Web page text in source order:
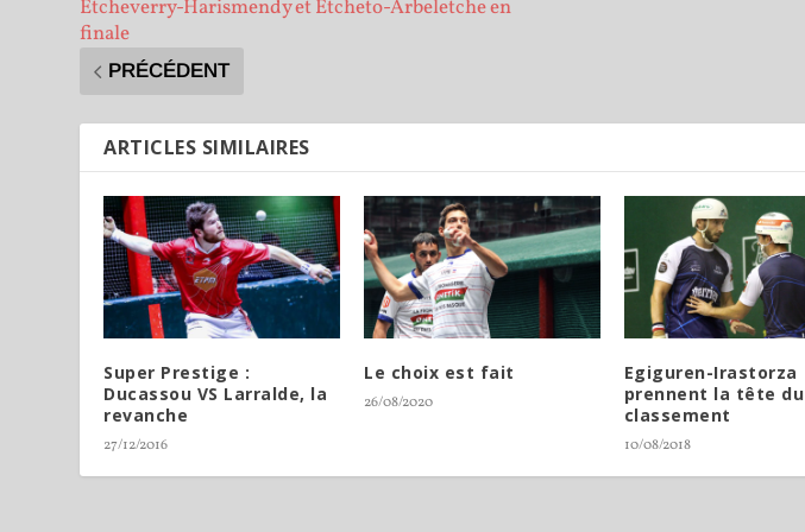
Etcheverry-Harismendy et Etcheto-Arbeletche en
finale
PRÉCÉDENT
ARTICLES SIMILAIRES
Super Prestige :
Ducassou VS Larralde, la
revanche
27/12/2016
Le choix est fait
26/08/2020
Egiguren-Irastorza
prennent la tête du
classement
10/08/2018